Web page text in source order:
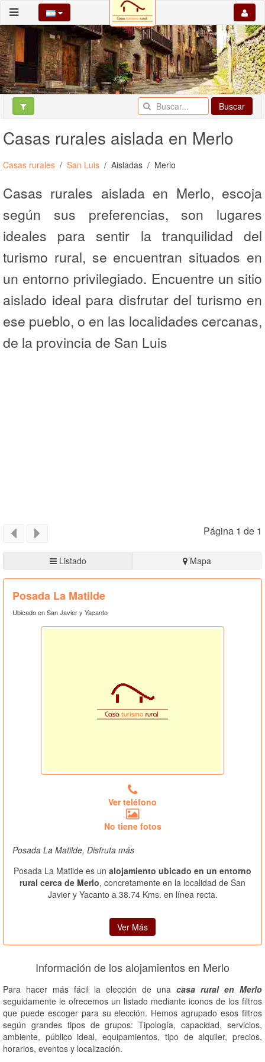
Buscar
Casas rurales aislada en Merlo
Casas rurales San Luis Aisladas Merlo
Casas rurales aislada en Merlo, escoja
según sus preferencias, son lugares
ideales para sentir la tranquilidad del
turismo rural, se encuentran situados en
un entorno privilegiado. Encuentre un sitio
aislado ideal para disfrutar del turismo en
ese pueblo, o en las localidades cercanas,
de la provincia de San Luis
Página 1 de 1
Listado Mapa
Posada La Matilde
Ubicado en San Javier y Yacanto
Ver teléfono
No tiene fotos
Posada La Matilde, Disfruta más
Posada La Matilde es un alojamiento ubicado en un entorno
rural cerca de Merlo, concretamente en la localidad de San
Javier y Yacanto a 38.74 Kms. en línea recta.
Ver Más
Información de los alojamientos en Merlo
Para hacer más fácil la elección de una casa rural en Merlo
seguidamente le ofrecemos un listado mediante iconos de los filtros
que puede escoger para su elección. Hemos agrupado esos filtros
según grandes tipos de grupos: Tipología, capacidad, servicios,
ambiente, público ideal, equipamientos, tipo de alquiler, precios,
horarios, eventos y localización.